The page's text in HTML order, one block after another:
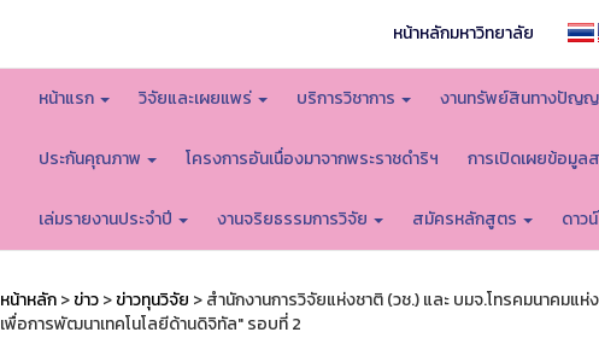
หน้าหลักมหาวิทยาลัย
หน้าแรก วิจัยและเผยแพร่ บริการวิชาการ งานทรัพย์สินทางปัญ
ประกันคุณภาพ โครงการอันเนื่องมาจากพระราชดำริฯ การเปิดเผยข้อมูล
เล่มรายงานประจำปี งานจริยธรรมการวิจัย สมัครหลักสูตร ดาว
หน้าหลัก>ข่าว>ข่าวทุนวิจัย > สำนักงานการวิจัยแห่งชาติ (วช.) และ บมจ.โทรคมนาคมแ
เพื่อการพัฒนาเทคโนโลยีด้านดิจิทัล" รอบที่ 2